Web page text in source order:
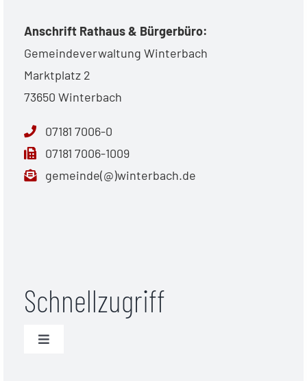
Anschrift Rathaus & Bürgerbüro:
Gemeindeverwaltung Winterbach
Marktplatz 2
73650 Winterbach
07181 7006-0
07181 7006-1009
gemeinde(@)winterbach.de
Schnellzugriff
Toggle